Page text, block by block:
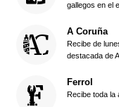
gallegos en el
A Coruña
Recibe de
destacada de
Ferrol
Recibe toda la